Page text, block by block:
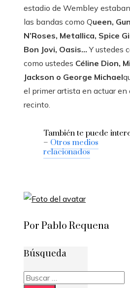
estadio de Wembley
las bandas como Queen,
N’Roses, Metallica, Spice
Bon Jovi, Oasis… Y ustedes
como ustedes Céline Dion,
Jackson o George Michael
el primer artista en actuar en
recinto.
También te puede
– Otros medios
relacionados
Por Pablo Requena
Búsqueda
Buscar: